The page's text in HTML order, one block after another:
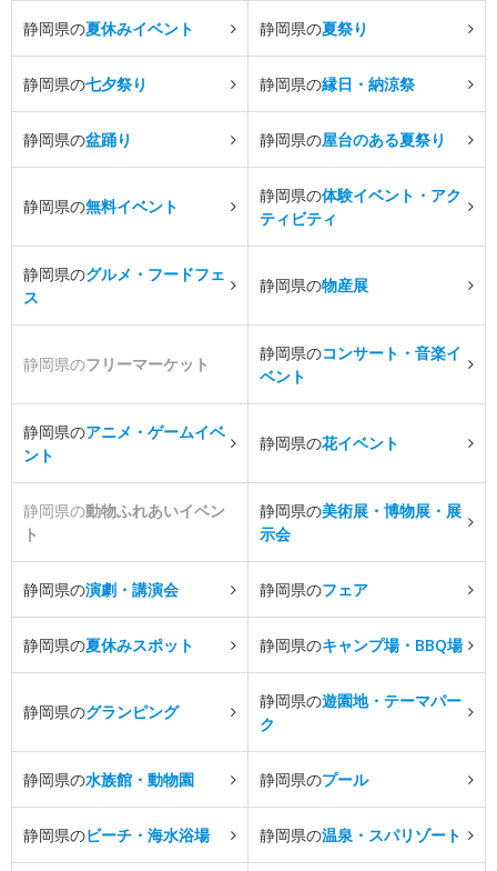
静岡県の夏休みイベント 静岡県の夏祭り
静岡県の七夕祭り 静岡県の縁日・納涼祭
静岡県の盆踊り 静岡県の屋台のある夏祭り
静岡県の無料イベント
静岡県の体験イベント・アク
ティビティ
静岡県のグルメ・フードフェ
ス
静岡県の物産展
静岡県のフリーマーケット
静岡県のコンサート・音楽イ
ベント
静岡県のアニメ・ゲームイベ
ント
静岡県の花イベント
静岡県の動物ふれあいイベン
ト
静岡県の美術展・博物展・展
示会
静岡県の演劇・講演会 静岡県のフェア
静岡県の夏休みスポット 静岡県のキャンプ場・BBQ場
静岡県のグランピング
静岡県の遊園地・テーマパー
ク
静岡県の水族館・動物園 静岡県のプール
静岡県のビーチ・海水浴場 静岡県の温泉・スパリゾート